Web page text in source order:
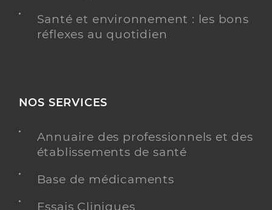
Santé et environnement : les bons
réflexes au quotidien
NOS SERVICES
Annuaire des professionnels et des
établissements de santé
Base de médicaments
Essais Cliniques